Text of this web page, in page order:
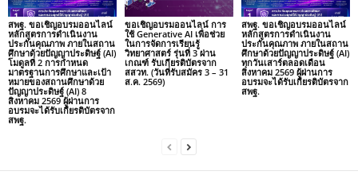
สพฐ. ขอเชิญอบรมออนไลน์
หลักสูตรการดำเนินงาน
ประกันคุณภาพ ภายในสถาน
ศึกษาด้วยปัญญาประดิษฐ์ (AI)
โมดูลที่ 2 การกำหนด
มาตรฐานการศึกษาและเป้า
หมายของสถานศึกษาด้วย
ปัญญาประดิษฐ์ (AI) 8
สิงหาคม 2569 ผู้ผ่านการ
อบรมจะได้รับเกียรติบัตรจาก
สพฐ.
ขอเชิญอบรมออนไลน์ การ
ใช้ Generative AI เพื่อช่วย
ในการจัดการเรียนรู้
วิทยาศาสตร์ รุ่นที่ 3 ผ่าน
เกณฑ์ รับเกียรติบัตรจาก
สสวท. (วันที่รับสมัคร 3 – 31
ส.ค. 2569)
สพฐ. ขอเชิญอบรมออนไลน์
หลักสูตรการดำเนินงาน
ประกันคุณภาพ ภายในสถาน
ศึกษาด้วยปัญญาประดิษฐ์ (AI)
ทุกวันเสาร์ตลอดเดือน
สิงหาคม 2569 ผู้ผ่านการ
อบรมจะได้รับเกียรติบัตรจาก
สพฐ.